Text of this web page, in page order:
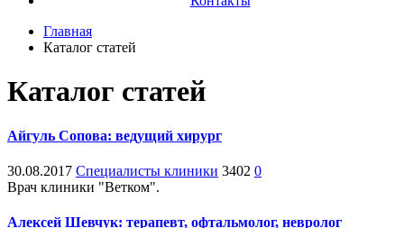
Главная
Каталог статей
Каталог статей
Айгуль Сопова: ведущий хирург
30.08.2017 Специалисты клиники 3402 0
Врач клиники "Ветком".
Алексей Шевчук: терапевт, офтальмолог, невролог